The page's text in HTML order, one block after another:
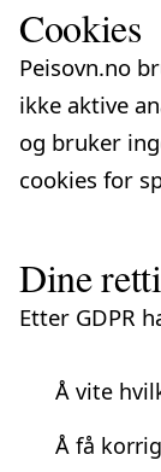
Cookies
Peisovn.no
ikke aktive
og bruker
cookies for
Dine
Etter GDPR
Å vite
Å få